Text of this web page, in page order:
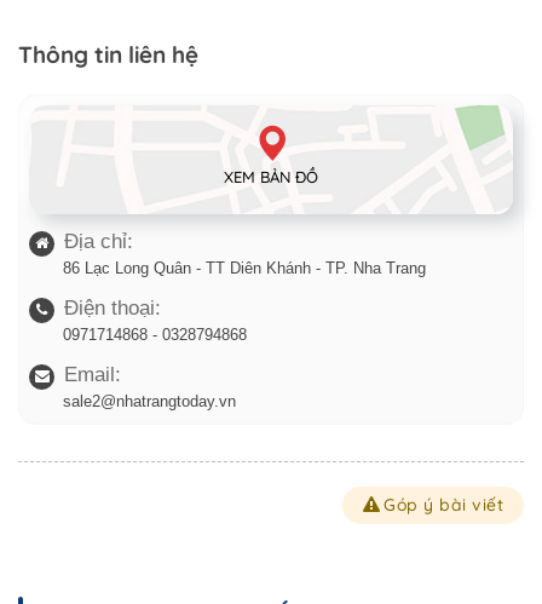
Thông tin liên hệ
XEM BẢN ĐỒ
Địa chỉ:
86 Lạc Long Quân - TT Diên Khánh - TP. Nha Trang
Điện thoại:
0971714868 - 0328794868
Email:
sale2@nhatrangtoday.vn
Góp ý bài viết